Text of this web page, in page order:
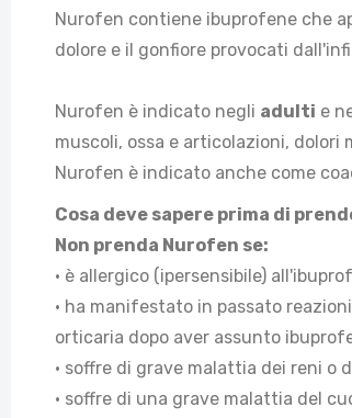
Nurofen contiene ibuprofene che
dolore e il gonfiore provocati
Nurofen è indicato negli adulti e
muscoli, ossa e articolazioni, dolori
Nurofen è indicato anche come
Cosa deve sapere prima di
Non prenda Nurofen se:
• è allergico (ipersensibile)
• ha manifestato in passato
orticaria dopo aver assunto
• soffre di grave malattia dei reni o
• soffre di una grave malattia del